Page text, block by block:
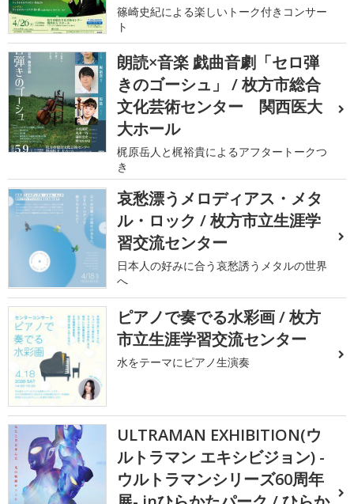
篠崎史紀による楽しいトーク付きコンサー
ト
朗読×音楽 戯曲音劇「セロ弾
きのゴーシュ」 / 枚方市総合
文化芸術センター 関西医大
大ホール
梶原岳人と梶裕貴によるアフタートークつ
き
哀愁漂うメロディアス・メタ
ル・ロック / 枚方市立生涯学
習交流センター
日本人の好みに合う哀愁誘うメタルの世界
へ
ピアノで奏でる水彩画 / 枚方
市立生涯学習交流センター
水をテーマにピアノ生演奏
ULTRAMAN EXHIBITION(ウ
ルトラマン エキシビジョン) -
ウルトラマンシリーズ60周年